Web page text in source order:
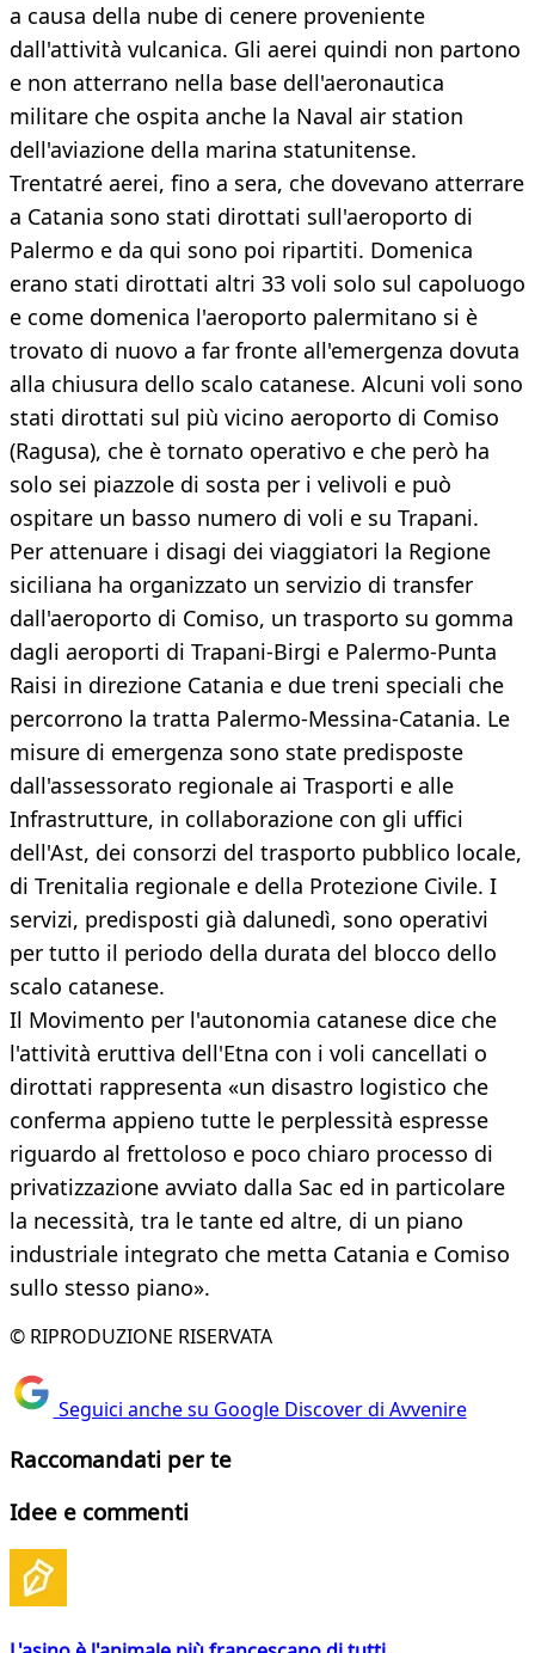
a causa della nube di cenere proveniente
dall'attività vulcanica. Gli aerei quindi non partono
e non atterrano nella base dell'aeronautica
militare che ospita anche la Naval air station
dell'aviazione della marina statunitense.
Trentatré aerei, fino a sera, che dovevano atterrare
a Catania sono stati dirottati sull'aeroporto di
Palermo e da qui sono poi ripartiti. Domenica
erano stati dirottati altri 33 voli solo sul capoluogo
e come domenica l'aeroporto palermitano si è
trovato di nuovo a far fronte all'emergenza dovuta
alla chiusura dello scalo catanese. Alcuni voli sono
stati dirottati sul più vicino aeroporto di Comiso
(Ragusa), che è tornato operativo e che però ha
solo sei piazzole di sosta per i velivoli e può
ospitare un basso numero di voli e su Trapani.
Per attenuare i disagi dei viaggiatori la Regione
siciliana ha organizzato un servizio di transfer
dall'aeroporto di Comiso, un trasporto su gomma
dagli aeroporti di Trapani-Birgi e Palermo-Punta
Raisi in direzione Catania e due treni speciali che
percorrono la tratta Palermo-Messina-Catania. Le
misure di emergenza sono state predisposte
dall'assessorato regionale ai Trasporti e alle
Infrastrutture, in collaborazione con gli uffici
dell'Ast, dei consorzi del trasporto pubblico locale,
di Trenitalia regionale e della Protezione Civile. I
servizi, predisposti già dalunedì, sono operativi
per tutto il periodo della durata del blocco dello
scalo catanese.
Il Movimento per l'autonomia catanese dice che
l'attività eruttiva dell'Etna con i voli cancellati o
dirottati rappresenta «un disastro logistico che
conferma appieno tutte le perplessità espresse
riguardo al frettoloso e poco chiaro processo di
privatizzazione avviato dalla Sac ed in particolare
la necessità, tra le tante ed altre, di un piano
industriale integrato che metta Catania e Comiso
sullo stesso piano».
© RIPRODUZIONE RISERVATA
Seguici anche su Google Discover di Avvenire
Raccomandati per te
Idee e commenti